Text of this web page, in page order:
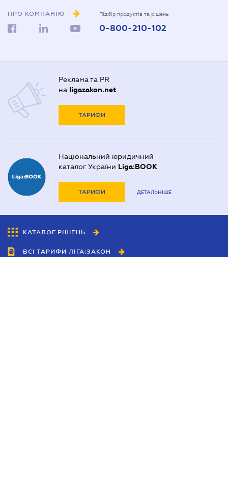
ПРО КОМПАНІЮ Підбір продуктів та рішень
0-800-210-102
Реклама та PR
на ligazakon.net
ТАРИФИ
Національний юридичний
каталог України Liga:BOOK
ТАРИФИ ДЕТАЛЬНІШЕ
КАТАЛОГ РІШЕНЬ
ВСІ ТАРИФИ ЛІГА:ЗАКОН